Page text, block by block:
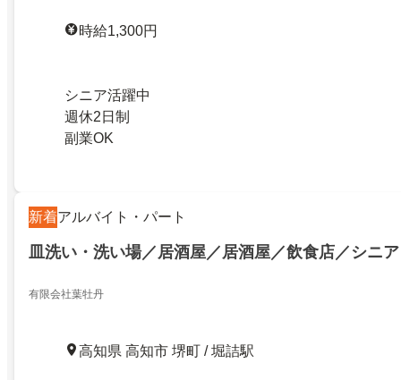
時給1,300円
シニア活躍中
週休2日制
副業OK
新着アルバイト・パート
皿洗い・洗い場／居酒屋／居酒屋／飲食店／シニ
有限会社葉牡丹
高知県 高知市 堺町 / 堀詰駅